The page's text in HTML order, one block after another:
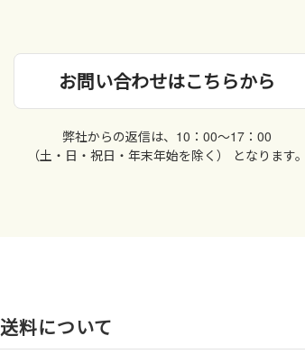
お問い合わせはこちらから
弊社からの返信は、10：00〜17：00
（土・日・祝日・年末年始を除く） となります。
送料について